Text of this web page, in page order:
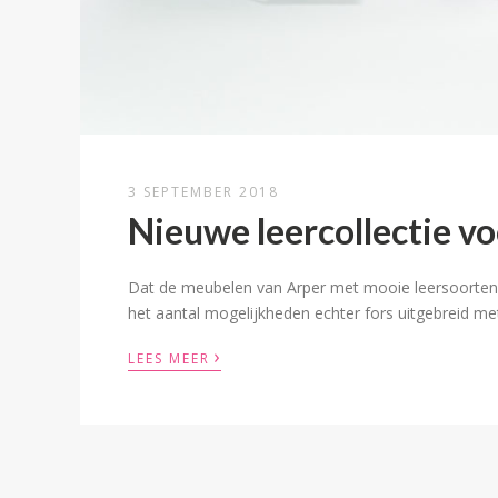
3 SEPTEMBER 2018
Nieuwe leercollectie
Dat de meubelen van Arper met mooie
het aantal mogelijkheden echter fors uitgebreid
LEES MEER ›